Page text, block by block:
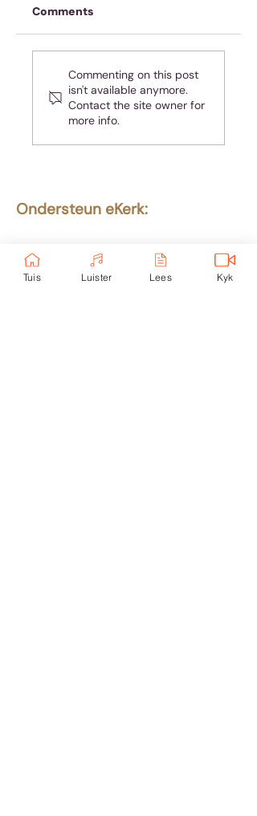
gesonde
volgafstand in
ander se lewens
Comments
Commenting on this post
isn't available anymore.
Contact the site owner for
more info.
Ondersteun eKerk:
ABSA Bank
Takkode: 632005
Tuis Luister Lees Kyk